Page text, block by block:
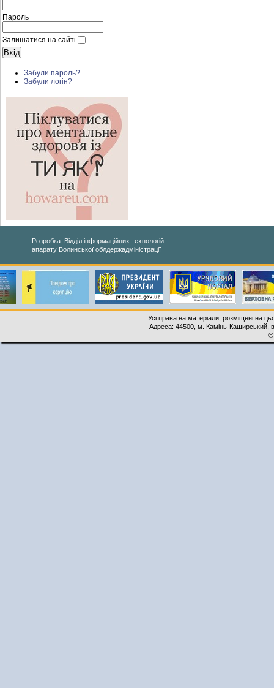
Пароль
Залишатися на сайті
Забули пароль?
Забули логін?
Розробка: Відділ інформаційних технологій
апарату Волинської облдержадміністрації
Усі права на матеріали, розміщені на
Адреса: 44500, м. Камінь-Каширський,
©